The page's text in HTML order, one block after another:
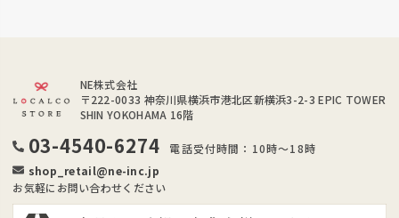
NE株式会社
〒222-0033 神奈川県横浜市港北区新横浜3-2-3 EPIC TOWER
SHIN YOKOHAMA 16階
03-4540-6274
電話受付時間：10時～18時
shop_retail@ne-inc.jp
お気軽にお問い合わせください